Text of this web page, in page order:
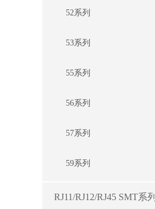
52系列
53系列
55系列
56系列
57系列
59系列
RJ11/RJ12/RJ45 SMT系列